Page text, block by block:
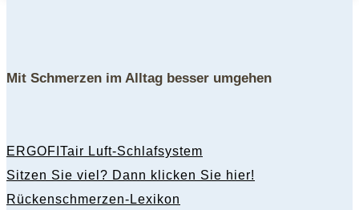
Mit Schmerzen im Alltag besser umgehen
ERGOFITair Luft-Schlafsystem
Sitzen Sie viel? Dann klicken Sie hier!
Rückenschmerzen-Lexikon